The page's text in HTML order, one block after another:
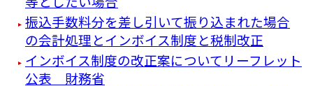
振込手数料分を差し引いて振り込まれた場合
の会計処理とインボイス制度と税制改正
インボイス制度の改正案についてリーフレット
公表 財務省